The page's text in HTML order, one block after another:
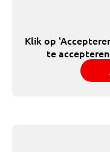
Klik op
te